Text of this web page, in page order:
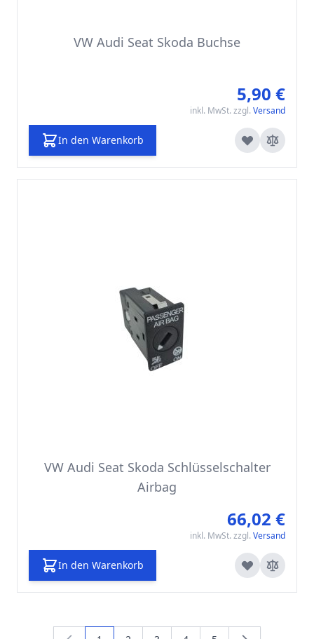
VW Audi Seat Skoda Buchse
5,90 €
inkl. MwSt. zzgl. Versand
In den Warenkorb
VW Audi Seat Skoda Schlüsselschalter
Airbag
66,02 €
inkl. MwSt. zzgl. Versand
In den Warenkorb